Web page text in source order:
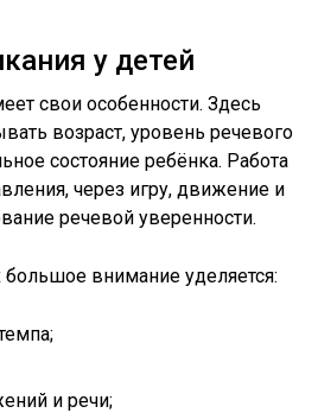
у детей
свои особенности. Здесь
возраст, уровень речевого
состояние ребёнка. Работа
через игру, движение и
речевой уверенности.
внимание уделяется:
и речи;